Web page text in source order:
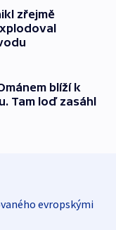
zřejmě
blíží k
Tam loď zasáhl
evropskými